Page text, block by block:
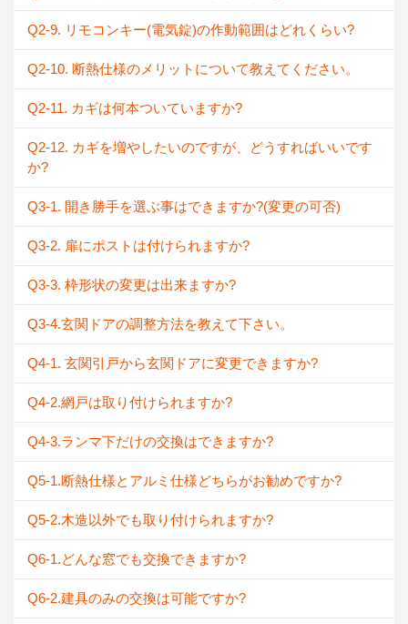
Q2-9. リモコンキー(電気錠)の作動範囲はどれくらい?
Q2-10. 断熱仕様のメリットについて教えてください。
Q2-11. カギは何本ついていますか?
Q2-12. カギを増やしたいのですが、どうすればいいです
か?
Q3-1. 開き勝手を選ぶ事はできますか?(変更の可否)
Q3-2. 扉にポストは付けられますか?
Q3-3. 枠形状の変更は出来ますか?
Q3-4.玄関ドアの調整方法を教えて下さい。
Q4-1. 玄関引戸から玄関ドアに変更できますか?
Q4-2.網戸は取り付けられますか?
Q4-3.ランマ下だけの交換はできますか?
Q5-1.断熱仕様とアルミ仕様どちらがお勧めですか?
Q5-2.木造以外でも取り付けられますか?
Q6-1.どんな窓でも交換できますか?
Q6-2.建具のみの交換は可能ですか?